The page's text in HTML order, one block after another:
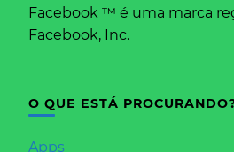
Facebook ™ é uma marca
Facebook, Inc.
O QUE ESTÁ
Apps